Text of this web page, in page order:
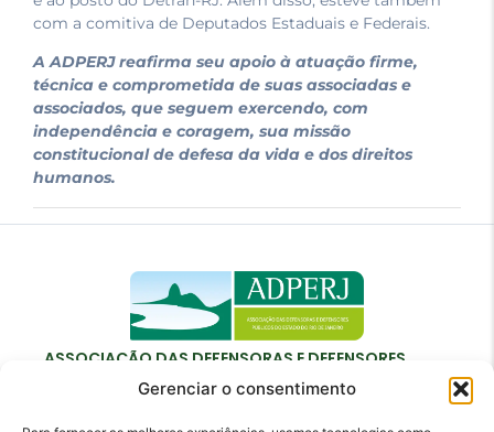
Gerenciar o consentimento
com a comitiva de Deputados Estaduais e Federais.
A ADPERJ reafirma seu apoio à atuação firme,
técnica e comprometida de suas associadas e
associados, que seguem exercendo, com
independência e coragem, sua missão
constitucional de defesa da vida e dos direitos
humanos.
ASSOCIAÇÃO DAS DEFENSORAS E DEFENSORES
PÚBLICOS DO ESTADO DO RIO DE JANEIRO